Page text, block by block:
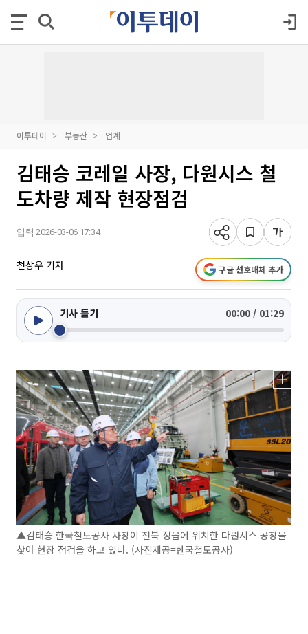
이투데이 부동산 업계
김태승 코레일 사장, 다원시스 철
도차량 제작 현장점검
입력 2026-03-06 17:34
천상우 기자 구글 선호매체 추가
기사 듣기 00:00 / 01:29
▲김태승 한국철도공사 사장이 전북 정읍에 위치한 다원시스 공장을
찾아 현장 점검을 하고 있다. (사진제공=한국철도공사)